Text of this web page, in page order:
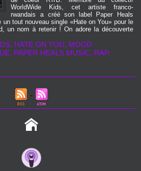
WorldWide Kids, cet artiste franco-
rwandais a créé son label Paper Heals
tout nouveau single «Hate on You» pour le
un nom à retenir ! On adore la découverte
, HATE ON YOU, MOOD
, PAPER HEALS MUSIC, RAP,